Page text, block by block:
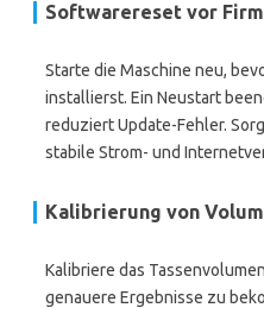
Softwarereset vor
Starte die Maschine neu,
installierst. Ein Neustart
reduziert Update-Fehler.
stabile Strom- und
Kalibrierung von
Kalibriere das
genauere Ergebnisse zu